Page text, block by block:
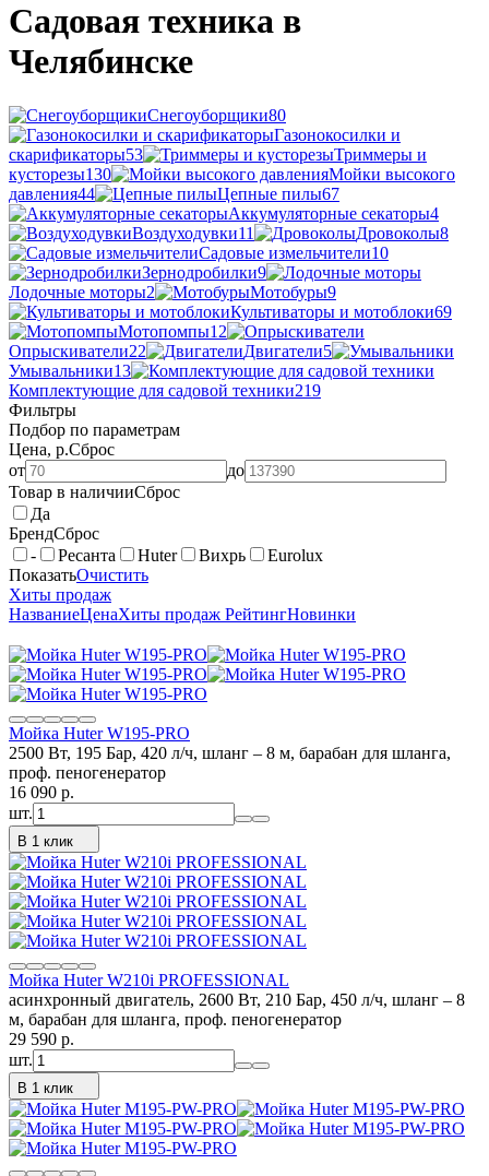
Садовая техника в
Челябинске
Снегоуборщики80
Газонокосилки и
скарификаторы53
Триммеры и
кусторезы130
Мойки высокого
давления44 Цепные пилы67
Аккумуляторные секаторы4
Воздуходувки11 Дровоколы8
Садовые измельчители10
Зернодробилки9
Лодочные моторы2 Мотобуры9
Культиваторы и мотоблоки69
Мотопомпы12
Опрыскиватели22 Двигатели5
Умывальники13
Комплектующие для садовой техники219
Фильтры
Подбор по параметрам
Цена, р.Сброс
от
до
Товар в наличииСброс
Да
БрендСброс
-
Ресанта Huter Вихрь
Eurolux
ПоказатьОчистить
Хиты продаж
НазваниеЦенаХиты продаж РейтингНовинки
Мойка Huter W195-PRO
2500 Вт, 195 Бар, 420 л/ч, шланг – 8 м, барабан для шланга,
проф. пеногенератор
16 090 p.
шт.
В 1 клик
Мойка Huter W210i PROFESSIONAL
асинхронный двигатель, 2600 Вт, 210 Бар, 450 л/ч, шланг – 8
м, барабан для шланга, проф. пеногенератор
29 590 p.
шт.
В 1 клик